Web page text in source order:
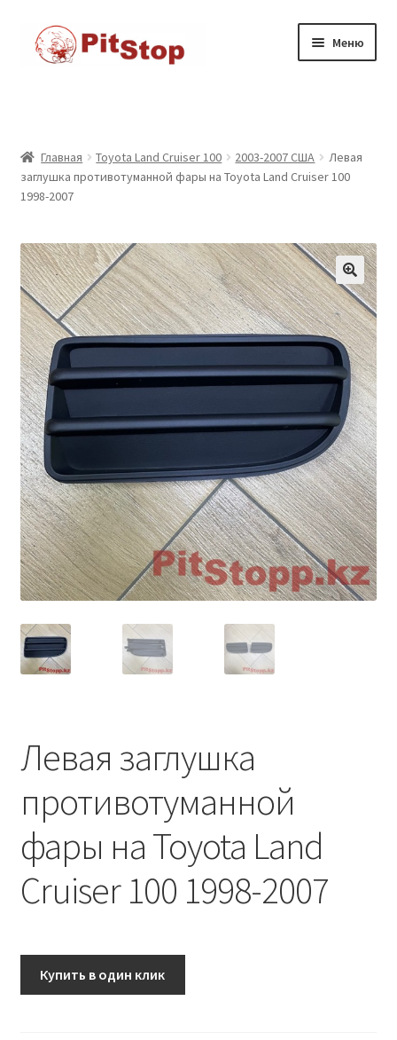
содержимому
Перейти
Перейти
Меню
Каталог товаров
Корзина
Мой аккаунт
Оформление заказа
Условия оплаты
Главная Toyota Land Cruiser 100 2003-2007 США
Левая
заглушка противотуманной фары на Toyota Land Cruiser 100
1998-2007
Левая заглушка
противотуманной
фары на Toyota Land
Cruiser 100 1998-2007
Купить в один клик